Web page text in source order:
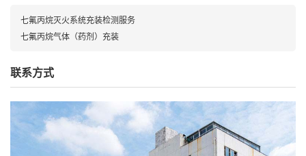
七氟丙烷灭火系统充装检测服务
七氟丙烷气体（药剂）充装
联系方式